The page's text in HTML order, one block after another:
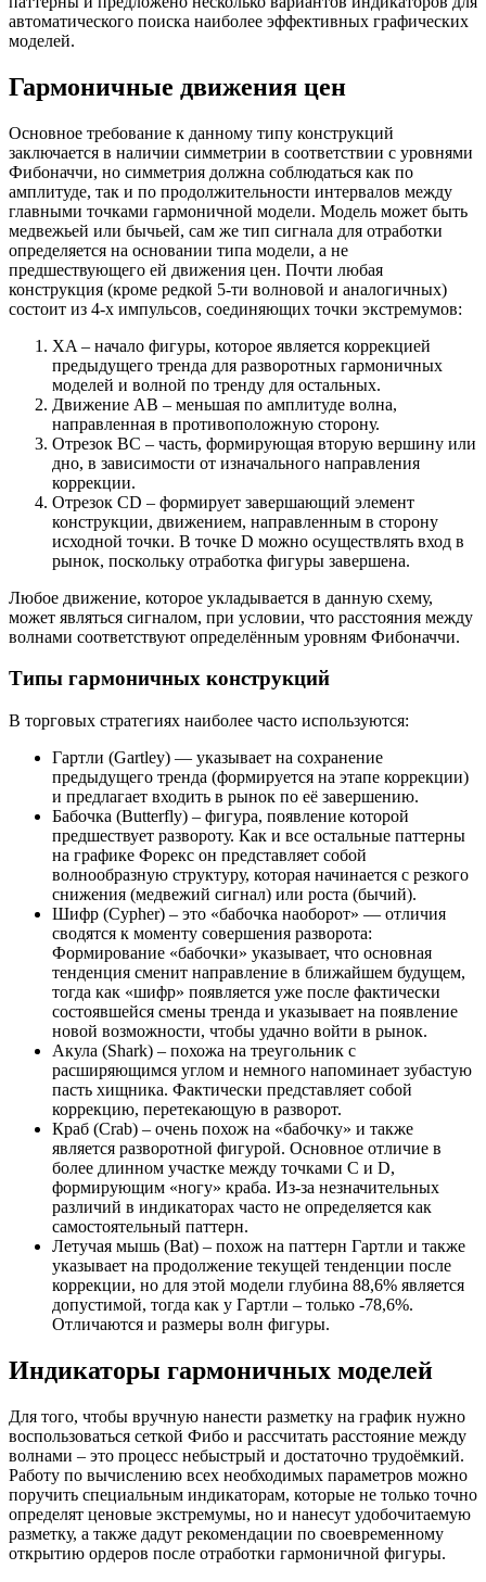
автоматического поиска наиболее эффективных графических
моделей.
Гармоничные движения цен
Основное требование к данному типу конструкций
заключается в наличии симметрии в соответствии с уровнями
Фибоначчи, но симметрия должна соблюдаться как по
амплитуде, так и по продолжительности интервалов между
главными точками гармоничной модели. Модель может быть
медвежьей или бычьей, сам же тип сигнала для отработки
определяется на основании типа модели, а не
предшествующего ей движения цен. Почти любая
конструкция (кроме редкой 5-ти волновой и аналогичных)
состоит из 4-х импульсов, соединяющих точки экстремумов:
XA – начало фигуры, которое является коррекцией
предыдущего тренда для разворотных гармоничных
моделей и волной по тренду для остальных.
Движение AB – меньшая по амплитуде волна,
направленная в противоположную сторону.
Отрезок BC – часть, формирующая вторую вершину или
дно, в зависимости от изначального направления
коррекции.
Отрезок CD – формирует завершающий элемент
конструкции, движением, направленным в сторону
исходной точки. В точке D можно осуществлять вход в
рынок, поскольку отработка фигуры завершена.
Любое движение, которое укладывается в данную схему,
может являться сигналом, при условии, что расстояния между
волнами соответствуют определённым уровням Фибоначчи.
Типы гармоничных конструкций
В торговых стратегиях наиболее часто используются:
Гартли (Gartley) — указывает на сохранение
предыдущего тренда (формируется на этапе коррекции)
и предлагает входить в рынок по её завершению.
Бабочка (Butterfly) – фигура, появление которой
предшествует развороту. Как и все остальные паттерны
на графике Форекс он представляет собой
волнообразную структуру, которая начинается с резкого
снижения (медвежий сигнал) или роста (бычий).
Шифр (Cypher) – это «бабочка наоборот» — отличия
сводятся к моменту совершения разворота:
Формирование «бабочки» указывает, что основная
тенденция сменит направление в ближайшем будущем,
тогда как «шифр» появляется уже после фактически
состоявшейся смены тренда и указывает на появление
новой возможности, чтобы удачно войти в рынок.
Акула (Shark) – похожа на треугольник с
расширяющимся углом и немного напоминает зубастую
пасть хищника. Фактически представляет собой
коррекцию, перетекающую в разворот.
Краб (Crab) – очень похож на «бабочку» и также
является разворотной фигурой. Основное отличие в
более длинном участке между точками С и D,
формирующим «ногу» краба. Из-за незначительных
различий в индикаторах часто не определяется как
самостоятельный паттерн.
Летучая мышь (Bat) – похож на паттерн Гартли и также
указывает на продолжение текущей тенденции после
коррекции, но для этой модели глубина 88,6% является
допустимой, тогда как у Гартли – только -78,6%.
Отличаются и размеры волн фигуры.
Индикаторы гармоничных моделей
Для того, чтобы вручную нанести разметку на график нужно
воспользоваться сеткой Фибо и рассчитать расстояние между
волнами – это процесс небыстрый и достаточно трудоёмкий.
Работу по вычислению всех необходимых параметров можно
поручить специальным индикаторам, которые не только точно
определят ценовые экстремумы, но и нанесут удобочитаемую
разметку, а также дадут рекомендации по своевременному
открытию ордеров после отработки гармоничной фигуры.